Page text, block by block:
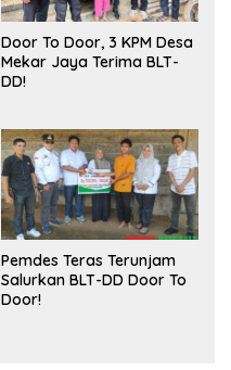
Door To Door, 3 KPM Desa
Mekar Jaya Terima BLT-
DD!
Pemdes Teras Terunjam
Salurkan BLT-DD Door To
Door!